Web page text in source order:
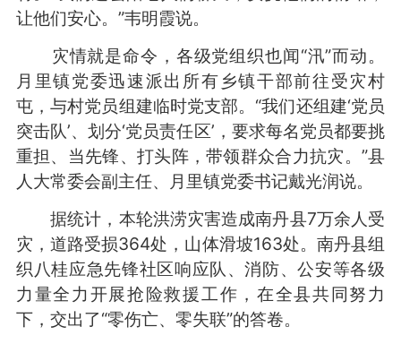
让他们安心。”韦明霞说。
灾情就是命令，各级党组织也闻“汛”而动。
月里镇党委迅速派出所有乡镇干部前往受灾村
屯，与村党员组建临时党支部。“我们还组建‘党员
突击队’、划分‘党员责任区’，要求每名党员都要挑
重担、当先锋、打头阵，带领群众合力抗灾。”县
人大常委会副主任、月里镇党委书记戴光润说。
据统计，本轮洪涝灾害造成南丹县7万余人受
灾，道路受损364处，山体滑坡163处。南丹县组
织八桂应急先锋社区响应队、消防、公安等各级
力量全力开展抢险救援工作，在全县共同努力
下，交出了“零伤亡、零失联”的答卷。